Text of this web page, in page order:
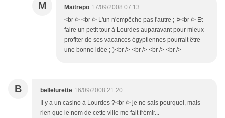
M Maitrepo 17/09/2008 07:13
<br /> <br /> L'un n'empêche pas l'autre ;-Þ<br /> Et
faire un petit tour à Lourdes auparavant pour mieux
profiter de ses vacances égyptiennes pourrait être
une bonne idée ;-)<br /> <br /> <br /> <br />
B bellelurette 16/09/2008 21:20
Il y a un casino à Lourdes ?<br /> je ne sais pourquoi, mais
rien que le nom de cette ville me fait frémir...